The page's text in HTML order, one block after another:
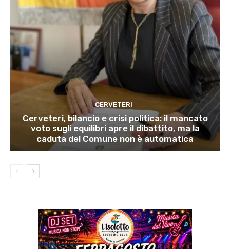
CERVETERI
Cerveteri, bilancio e crisi politica: il mancato
voto sugli equilibri apre il dibattito, ma la
caduta del Comune non è automatica